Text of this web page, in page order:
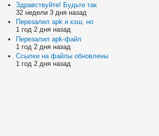
Здравствуйте! Будьте так
32 недели 3 дня назад
Перезалил apk и кэш, но
1 год 2 дня назад
Перезалил apk-файл
1 год 2 дня назад
Ссылки на файлы обновлены
1 год 2 дня назад